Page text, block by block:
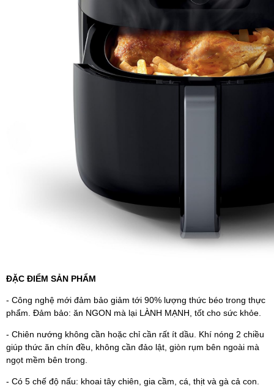
ĐẶC ĐIỂM SẢN PHẨM
- Công nghệ mới đảm bảo giảm tới 90% lượng thức béo trong thực
phẩm. Đảm bảo: ăn NGON mà lại LÀNH MẠNH, tốt cho sức khỏe.
- Chiên nướng không cần hoặc chỉ cần rất ít dầu. Khí nóng 2 chiều
giúp thức ăn chín đều, không cần đảo lật, giòn rụm bên ngoài mà
ngọt mềm bên trong.
- Có 5 chế độ nấu: khoai tây chiên, gia cầm, cá, thịt và gà cả con.